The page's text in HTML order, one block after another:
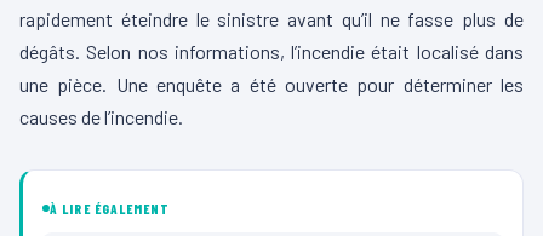
rapidement éteindre le sinistre avant qu’il ne fasse plus de
dégâts. Selon nos informations, l’incendie était localisé dans
une pièce. Une enquête a été ouverte pour déterminer les
causes de l’incendie.
À LIRE ÉGALEMENT